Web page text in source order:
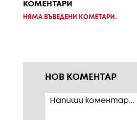
КОМЕНТАРИ
НЯМА ВЪВЕДЕНИ КОМЕТАРИ.
НОВ КОМЕНТАР